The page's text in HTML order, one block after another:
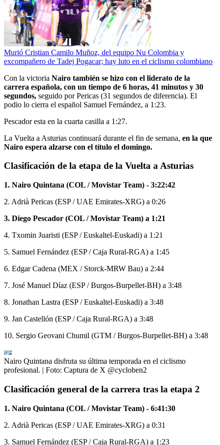
Murió Cristian Camilo Muñoz, del equipo Nu Colombia y
excompañero de Tadej Pogacar; hay luto en el ciclismo colombiano
Con la victoria Nairo también se hizo con el liderato de la
carrera española, con un tiempo de 6 horas, 41 minutos y 30
segundos, seguido por Pericas (31 segundos de diferencia). El
podio lo cierra el español Samuel Fernández, a 1:23.
Pescador esta en la cuarta casilla a 1:27.
La Vuelta a Asturias continuará durante el fin de semana, en la que
Nairo espera alzarse con el título el domingo.
Clasificación de la etapa de la Vuelta a Asturias
1. Nairo Quintana (COL / Movistar Team) - 3:22:42
2. Adrià Pericas (ESP / UAE Emirates-XRG) a 0:26
3. Diego Pescador (COL / Movistar Team) a 1:21
4. Txomin Juaristi (ESP / Euskaltel-Euskadi) a 1:21
5. Samuel Fernández (ESP / Caja Rural-RGA) a 1:45
6. Edgar Cadena (MEX / Storck-MRW Bau) a 2:44
7. José Manuel Díaz (ESP / Burgos-Burpellet-BH) a 3:48
8. Jonathan Lastra (ESP / Euskaltel-Euskadi) a 3:48
9. Jan Castellón (ESP / Caja Rural-RGA) a 3:48
10. Sergio Geovani Chumil (GTM / Burgos-Burpellet-BH) a 3:48
Nairo Quintana disfruta su última temporada en el ciclismo
profesional. | Foto: Captura de X @cycloben2
Clasificación general de la carrera tras la etapa 2
1. Nairo Quintana (COL / Movistar Team) - 6:41:30
2. Adrià Pericas (ESP / UAE Emirates-XRG) a 0:31
3. Samuel Fernández (ESP / Caja Rural-RGA) a 1:23